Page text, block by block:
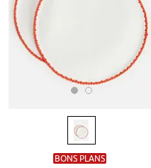
BONS PLANS